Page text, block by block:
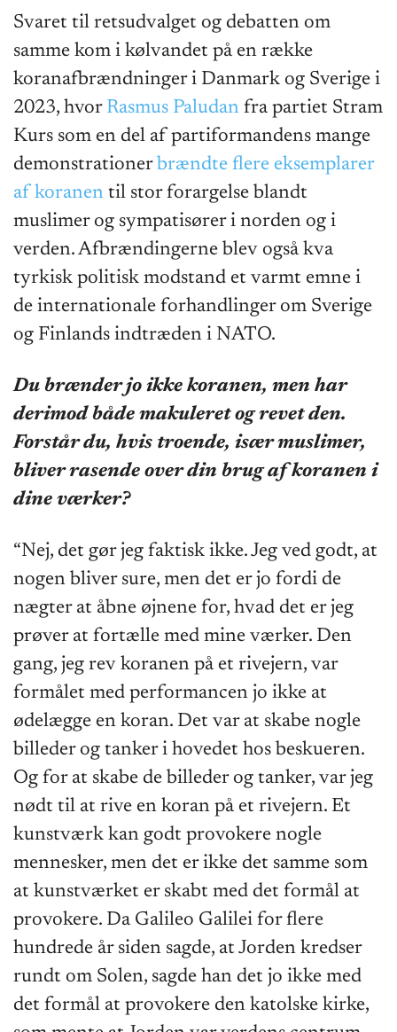
Svaret til retsudvalget og debatten om
samme kom i kølvandet på en række
koranafbrændninger i Danmark og Sverige i
2023, hvor Rasmus Paludan fra partiet Stram
Kurs som en del af partiformandens mange
demonstrationer brændte flere eksemplarer
af koranen til stor forargelse blandt
muslimer og sympatisører i norden og i
verden. Afbrændingerne blev også kva
tyrkisk politisk modstand et varmt emne i
de internationale forhandlinger om Sverige
og Finlands indtræden i NATO.
Du brænder jo ikke koranen, men har
derimod både makuleret og revet den.
Forstår du, hvis troende, især muslimer,
bliver rasende over din brug af koranen i
dine værker?
“Nej, det gør jeg faktisk ikke. Jeg ved godt, at
nogen bliver sure, men det er jo fordi de
nægter at åbne øjnene for, hvad det er jeg
prøver at fortælle med mine værker. Den
gang, jeg rev koranen på et rivejern, var
formålet med performancen jo ikke at
ødelægge en koran. Det var at skabe nogle
billeder og tanker i hovedet hos beskueren.
Og for at skabe de billeder og tanker, var jeg
nødt til at rive en koran på et rivejern. Et
kunstværk kan godt provokere nogle
mennesker, men det er ikke det samme som
at kunstværket er skabt med det formål at
provokere. Da Galileo Galilei for flere
hundrede år siden sagde, at Jorden kredser
rundt om Solen, sagde han det jo ikke med
det formål at provokere den katolske kirke,